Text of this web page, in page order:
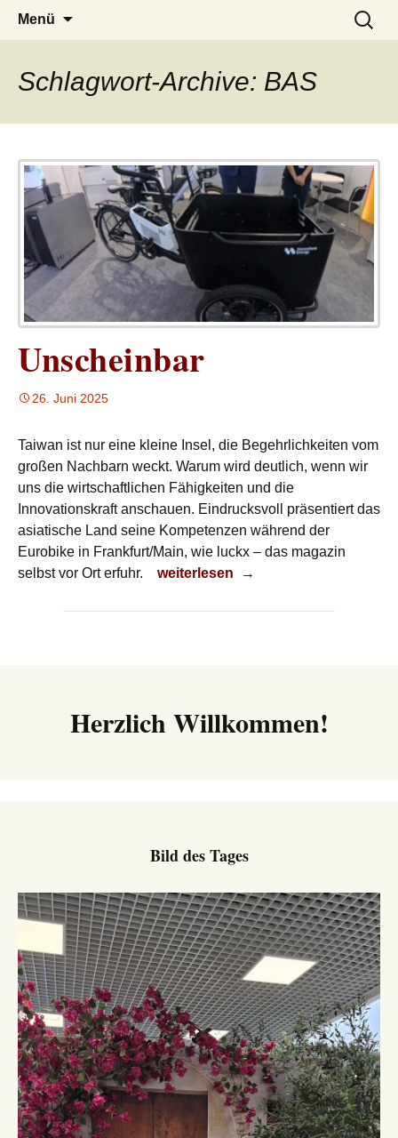
LUCKX
– das Magazin
Menü
Suchen
nach:
Schlagwort-Archive: BAS
Unscheinbar
26. Juni 2025
Taiwan ist nur eine kleine Insel, die Begehrlichkeiten vom
großen Nachbarn weckt. Warum wird deutlich, wenn wir
uns die wirtschaftlichen Fähigkeiten und die
Innovationskraft anschauen. Eindrucksvoll präsentiert das
asiatische Land seine Kompetenzen während der
Eurobike in Frankfurt/Main, wie luckx – das magazin
selbst vor Ort erfuhr.
Unscheinbar
weiterlesen →
Herzlich Willkommen!
Bild des Tages